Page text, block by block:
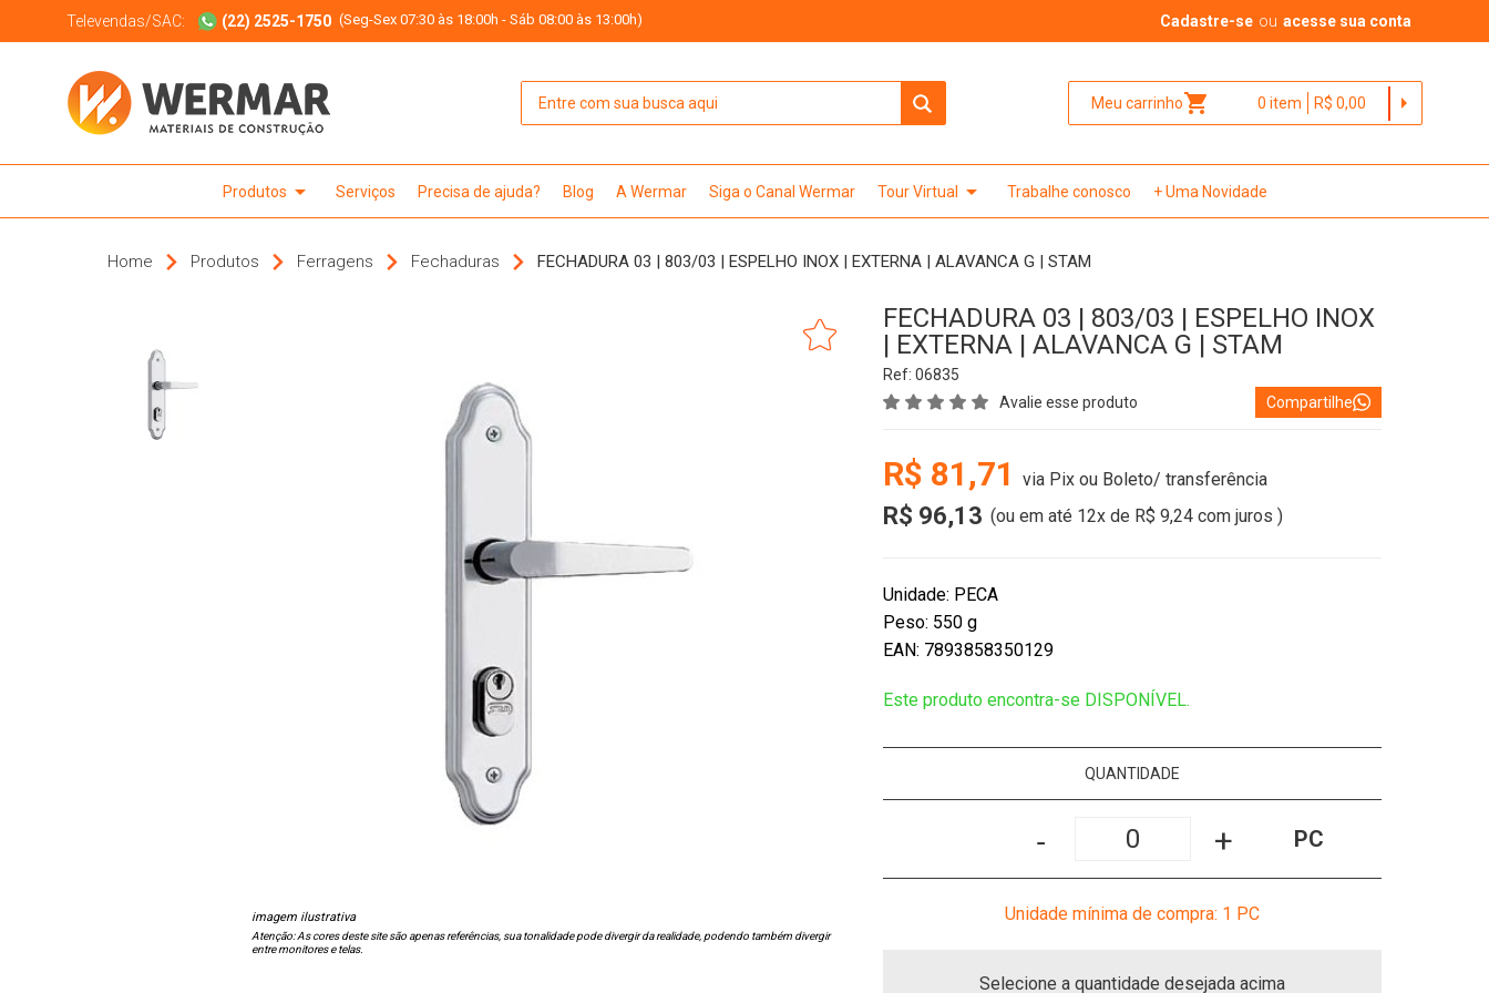
Televendas/SAC: (22) 2525-1750 (Seg-Sex 07:30 às 18:00h - Sáb 08:00 às 13:00h) Cadastre-se ou acesse sua conta
Meu carrinhoshopping_cart 0item R$ 0,00 arrow_right
Produtos arrow_drop_down Serviços Precisa de ajuda? Blog A Wermar Siga o Canal Wermar Tour Virtual arrow_drop_down Trabalhe conosco + Uma Novidade
Home Produtos Ferragens Fechaduras FECHADURA 03 | 803/03 | ESPELHO INOX | EXTERNA | ALAVANCA G | STAM
imagem ilustrativa
Atenção: As cores deste site são apenas referências, sua tonalidade pode divergir da realidade, podendo também divergir
entre monitores e telas.
FECHADURA 03 | 803/03 | ESPELHO INOX
| EXTERNA | ALAVANCA G | STAM
Ref: 06835
Avalie esse produto
Compartilhe
R$ 81,71 via Pix ou Boleto/ transferência
R$ 96,13 (ou em até 12x de R$ 9,24 com juros )
Unidade: PECA
Peso: 550 g
EAN: 7893858350129
Este produto encontra-se DISPONÍVEL.
QUANTIDADE
- + PC
Unidade mínima de compra: 1 PC
Selecione a quantidade desejada acima